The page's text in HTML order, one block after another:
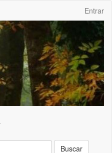
Entrar
Buscar